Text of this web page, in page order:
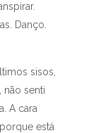
Danço.
sisos,
não senti
A cara
está